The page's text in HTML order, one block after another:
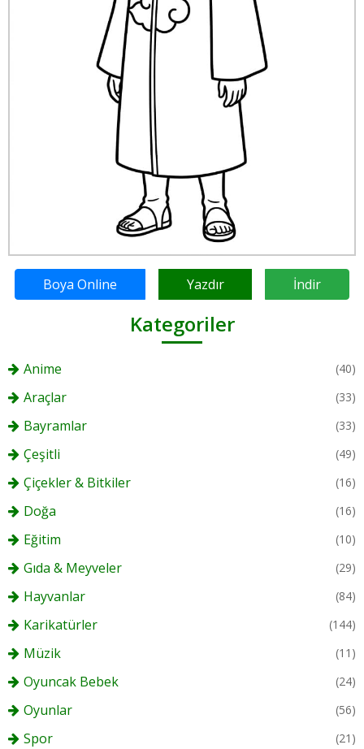
Boya Online Yazdır İndir
Kategoriler
Anime (40)
Araçlar (33)
Bayramlar (33)
Çeşitli (49)
Çiçekler & Bitkiler (16)
Doğa (16)
Eğitim (10)
Gıda & Meyveler (29)
Hayvanlar (84)
Karikatürler (144)
Müzik (11)
Oyuncak Bebek (24)
Oyunlar (56)
Spor (21)